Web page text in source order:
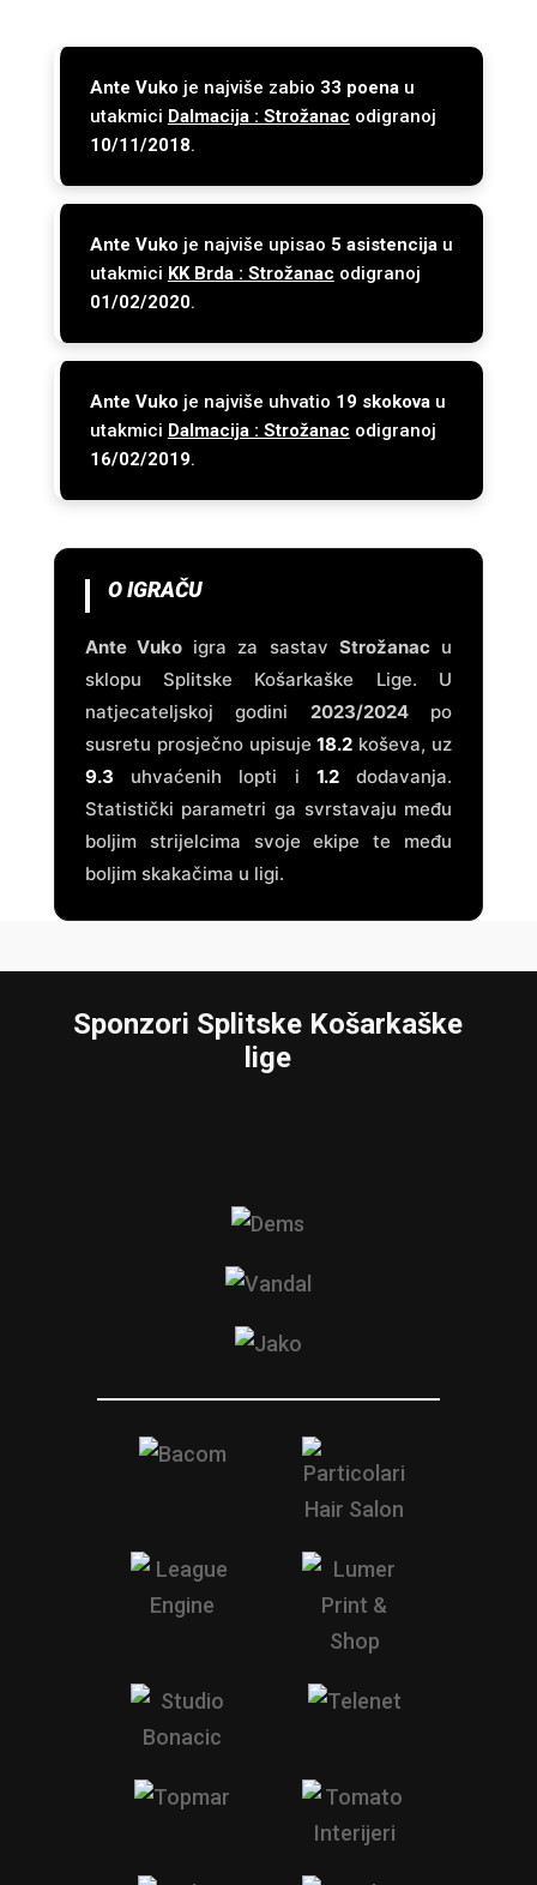
Ante Vuko je najviše zabio 33 poenau
utakmici Dalmacija : Strožanac odigranoj
10/11/2018.
Ante Vuko je najviše upisao 5 asistencijau
utakmici KK Brda : Strožanac odigranoj
01/02/2020.
Ante Vuko je najviše uhvatio 19 skokovau
utakmici Dalmacija : Strožanac odigranoj
16/02/2019.
O IGRAČU
Ante Vuko igra za sastav Strožanacu
sklopu Splitske Košarkaške Lige. U
natjecateljskoj godini 2023/2024po
susretu prosječno upisuje18.2 koševa, uz
9.3 uhvaćenih lopti i 1.2dodavanja.
Statistički parametri ga svrstavaju među
boljim strijelcima svoje ekipe te među
boljim skakačima u ligi.
Sponzori Splitske Košarkaške
lige